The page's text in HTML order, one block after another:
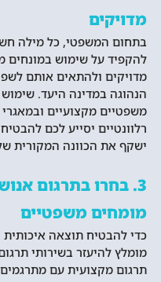
מדויקים
בתחום המשפטי, כל מילה
להקפיד על שימוש במונחים
מדויקים ולהתאים אותם
הנהוגה במדינה היעד. שימוש
משפטיים מקצועיים
רלוונטיים יסייע לכם
ישקף את הכוונה המקורית
3. בחרו בתרגום
מומחים משפטיים
כדי להבטיח תוצאה איכותית
מומלץ להיעזר בשירותי
תרגום מקצועית עם מתרגמים